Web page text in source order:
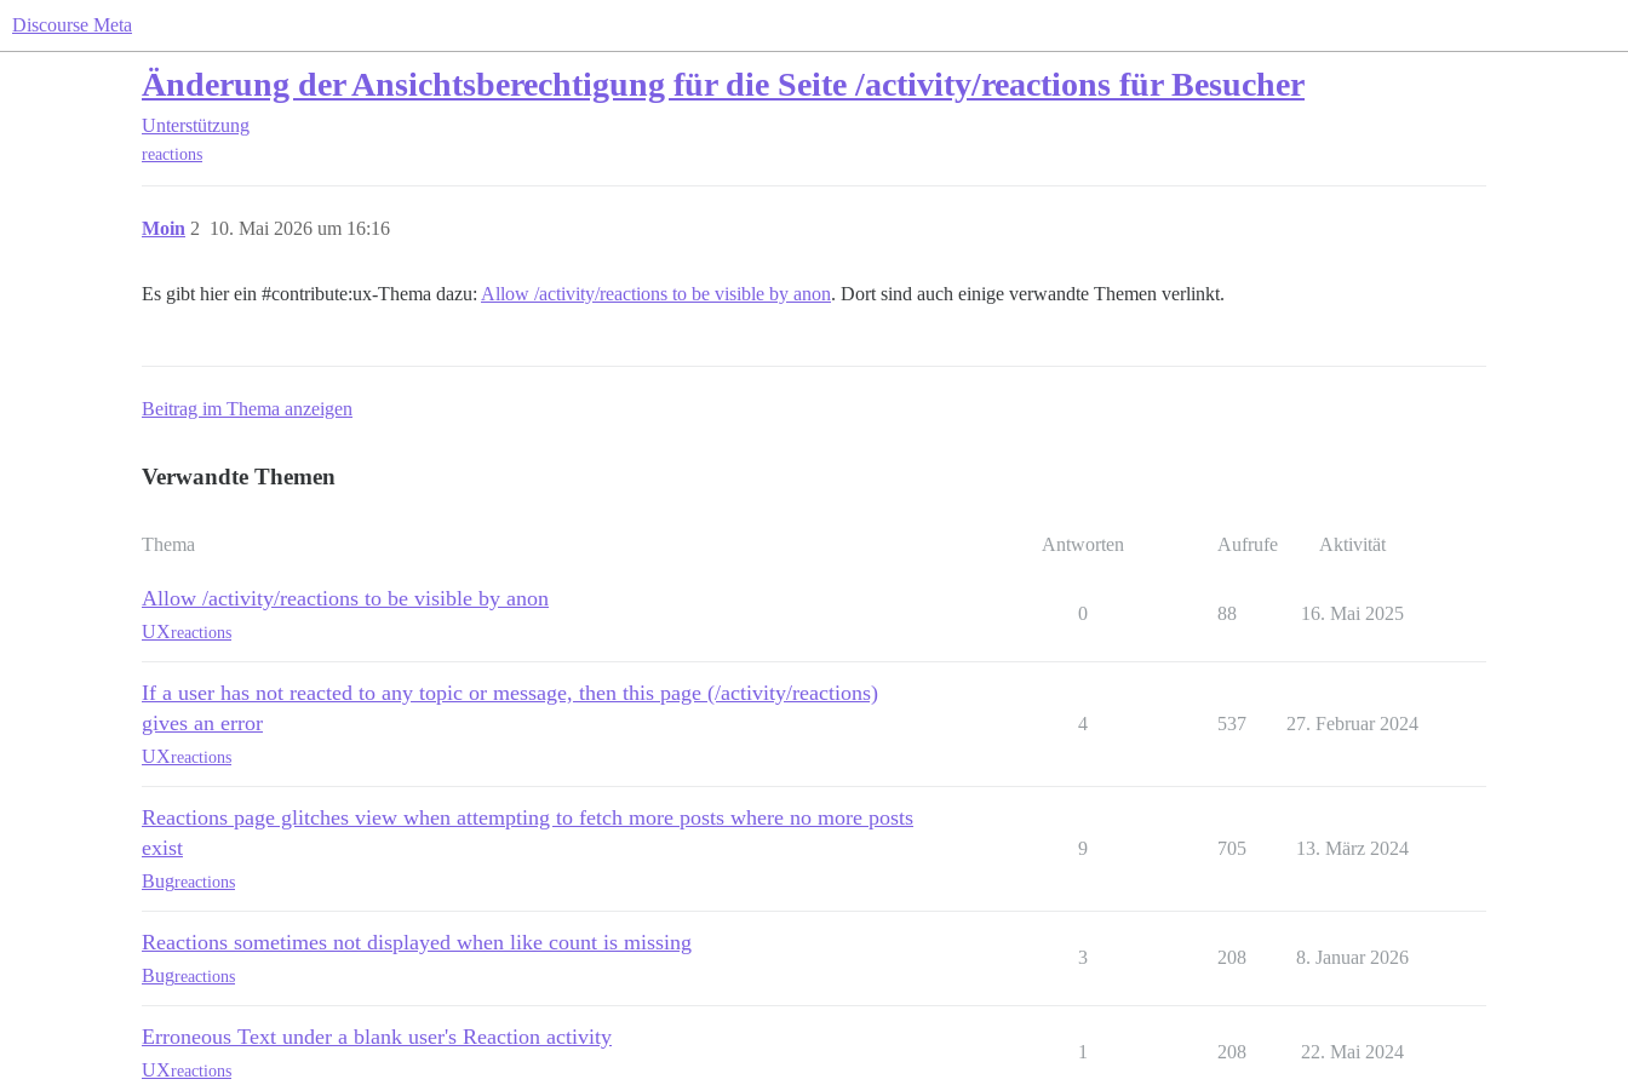
Discourse Meta
Änderung der Ansichtsberechtigung für die Seite /activity/reactions für Besucher
Unterstützung
reactions
Moin 10. Mai 2026 um 16:16
2
Es gibt hier ein #contribute:ux-Thema dazu: Allow /activity/reactions to be visible by anon. Dort sind auch einige verwandte Themen verlinkt.
Beitrag im Thema anzeigen
Verwandte Themen
Thema Antworten Aufrufe Aktivität
Allow /activity/reactions to be visible by anon
UXreactions
0 88 16. Mai 2025
If a user has not reacted to any topic or message, then this page (/activity/reactions)
gives an error
UXreactions
4 537 27. Februar 2024
Reactions page glitches view when attempting to fetch more posts where no more posts
exist
Bugreactions
9 705 13. März 2024
Reactions sometimes not displayed when like count is missing
Bugreactions
3 208 8. Januar 2026
Erroneous Text under a blank user's Reaction activity
UXreactions
1 208 22. Mai 2024